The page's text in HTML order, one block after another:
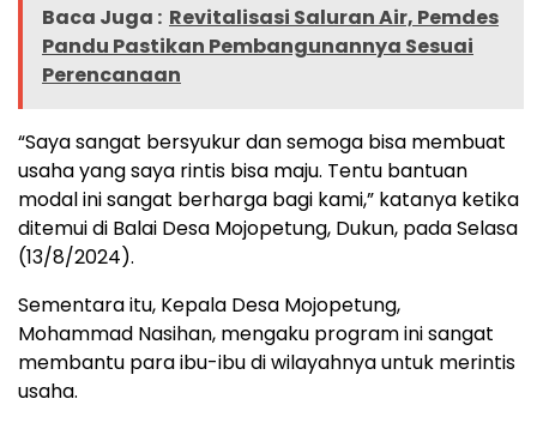
Baca Juga : Revitalisasi Saluran Air, Pemdes
Pandu Pastikan Pembangunannya Sesuai
Perencanaan
“Saya sangat bersyukur dan semoga bisa membuat
usaha yang saya rintis bisa maju. Tentu bantuan
modal ini sangat berharga bagi kami,” katanya ketika
ditemui di Balai Desa Mojopetung, Dukun, pada Selasa
(13/8/2024).
Sementara itu, Kepala Desa Mojopetung,
Mohammad Nasihan, mengaku program ini sangat
membantu para ibu-ibu di wilayahnya untuk merintis
usaha.